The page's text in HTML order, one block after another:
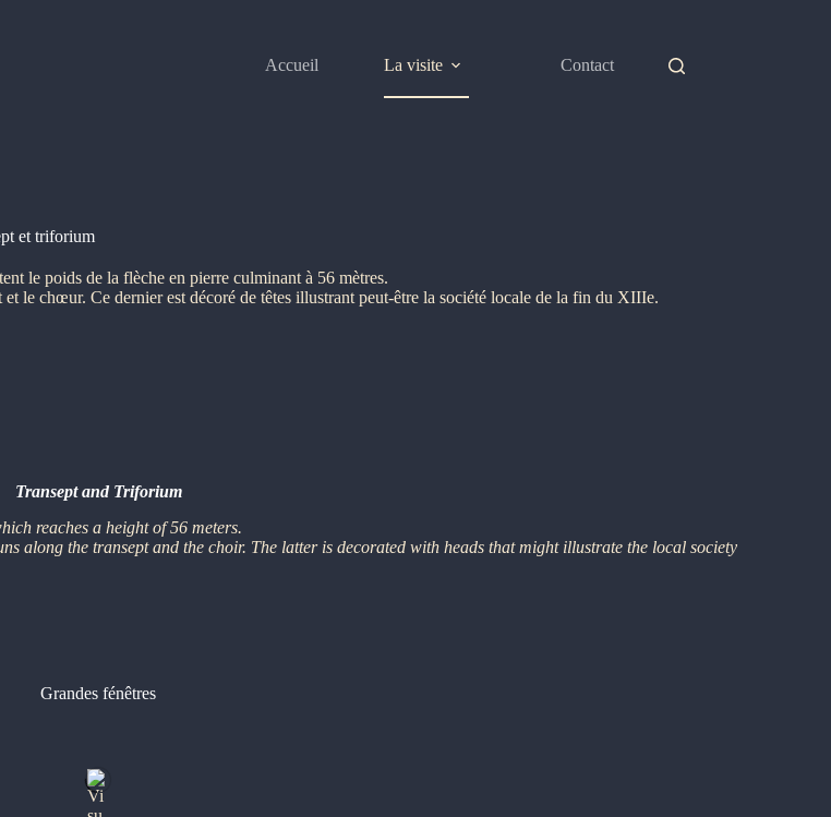
Accueil La visite Contact
et triforium
le poids de la flèche en pierre culminant à 56 mètres.
le chœur. Ce dernier est décoré de têtes illustrant peut-être la société locale de la fin du XIIIe.
Transept and Triforium
reaches a height of 56 meters.
along the transept and the choir. The latter is decorated with heads that might illustrate the local society
Grandes fénêtres